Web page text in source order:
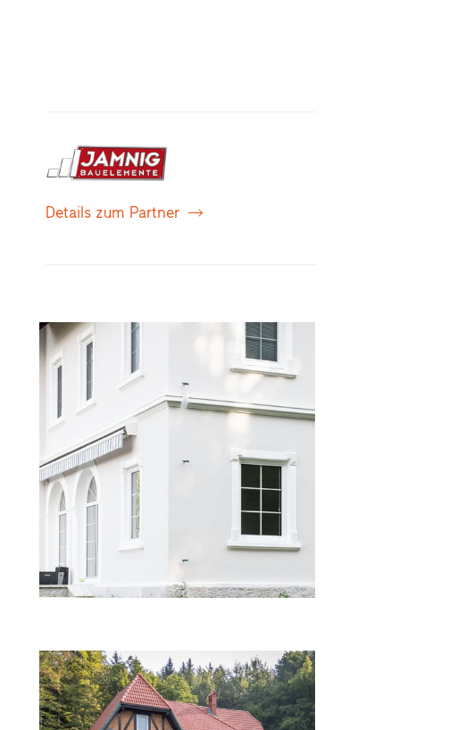
Details zum Partner